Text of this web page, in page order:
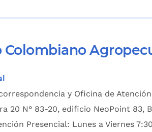
y Oficina de
20 N° 83-20, edificio NeoPoint 83,
Presencial: Lunes a Viernes